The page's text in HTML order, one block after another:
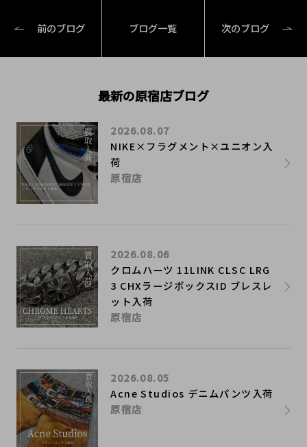
前のブログ ブログ一覧 次のブログ
最新の原宿店ブログ
NIKE×フラグメント×ユニオン入
荷
2026.08.07
原宿店
クロムハーツ 11LINK CLSC LRG
3 CHXラージボックスID ブレスレ
ット入荷
2026.08.06
原宿店
Acne Studios デニムパンツ入荷
2026.08.05
原宿店